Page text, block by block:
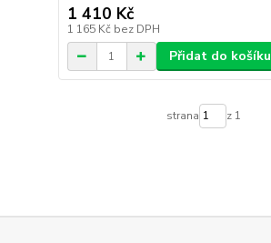
1 410 Kč
1 165 Kč bez DPH
Přidat do košíku
strana z 1